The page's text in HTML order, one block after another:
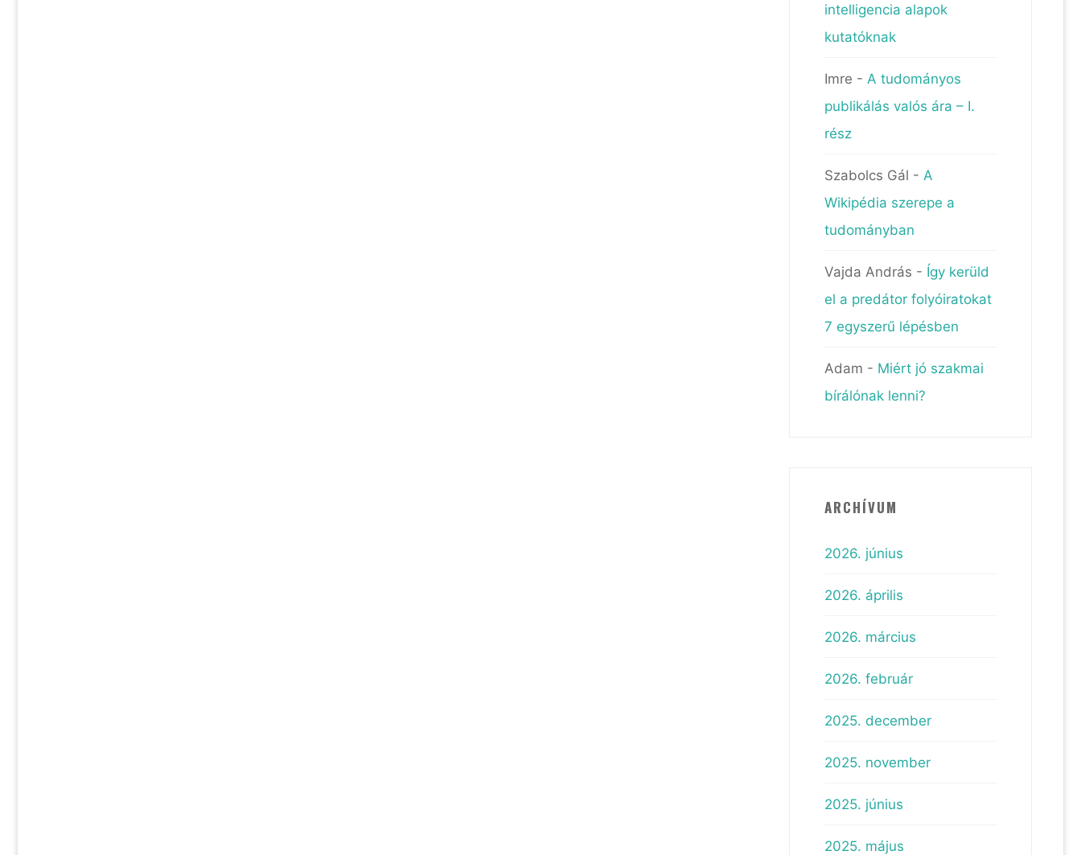
intelligencia alapok
kutatóknak
Imre - A tudományos
publikálás valós ára – I.
rész
Szabolcs Gál - A
Wikipédia szerepe a
tudományban
Vajda András - Így kerüld
el a predátor folyóiratokat
7 egyszerű lépésben
Adam - Miért jó szakmai
bírálónak lenni?
ARCHÍVUM
2026. június
2026. április
2026. március
2026. február
2025. december
2025. november
2025. június
2025. május